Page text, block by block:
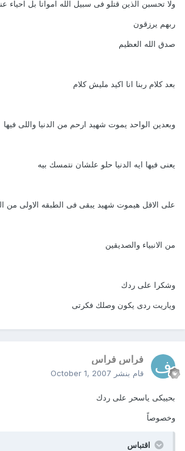
ولا تحسبن الذين قتلو فى سبيل الله امواتا بل احياء
ربهم يرزقون
صدق الله العظيم
بعد كلام ربنا انا اكيد مليش كلام
وبعدين الواحد يموت شهيد ارحم من الدنيا واللى فيها
يعنى فيها ايه الدنيا حلو علشان نتمسك بيه
على الاقل هيموت شهيد يبقى فى الطبقه الاولى من
من الانبياء والصديقين
وشكرا على ردك
وياريت ردى يكون وصلك فكرتى
فراس فراس
قام بنشر October 1, 2007
بحييكى ياسحر على ردك
وخصوصاً
اقتباس